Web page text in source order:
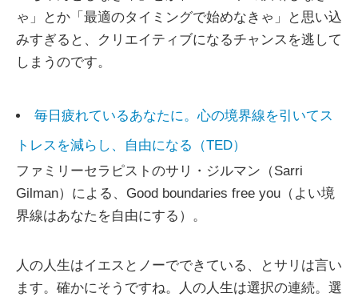
ゃ」とか「最適のタイミングで始めなきゃ」と思い込
みすぎると、クリエイティブになるチャンスを逃して
しまうのです。
毎日疲れているあなたに。心の境界線を引いてス
トレスを減らし、自由になる（TED）
ファミリーセラピストのサリ・ジルマン（Sarri
Gilman）による、Good boundaries free you（よい境
界線はあなたを自由にする）。
人の人生はイエスとノーでできている、とサリは言い
ます。確かにそうですね。人の人生は選択の連続。選